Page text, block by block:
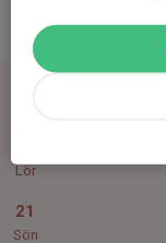
Tor
Lör
21
Sön